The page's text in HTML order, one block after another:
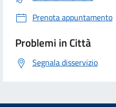
Prenota appuntamento
Problemi in Città
Segnala disservizio